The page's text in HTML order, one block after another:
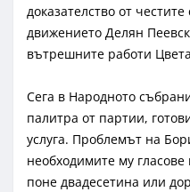
доказателство от
движението Делян
вътрешните работи
Сега в Народното
палитра от партии,
услуга. Проблемът на
необходимите му
поне двадесетина или